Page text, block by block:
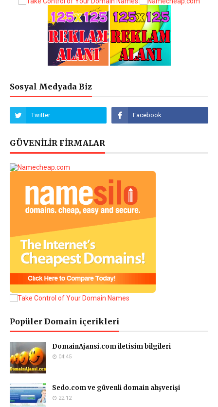
Sosyal Medyada Biz
GÜVENİLİR FİRMALAR
Popüler Domain içerikleri
DomainAjansi.com iletisim bilgileri
04:45
Sedo.com ve güvenli domain alışverişi
22:12